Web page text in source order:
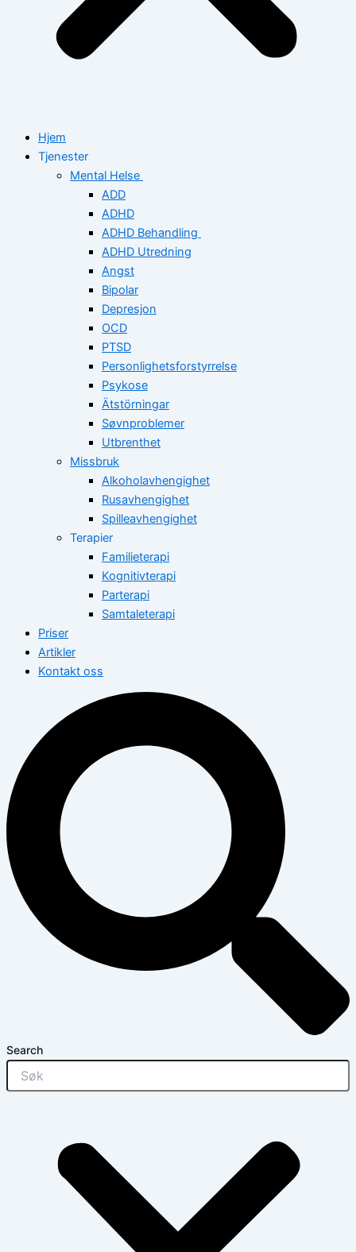
Hjem
Tjenester
Mental Helse
ADD
ADHD
ADHD Behandling
ADHD Utredning
Angst
Bipolar
Depresjon
OCD
PTSD
Personlighetsforstyrrelse
Psykose
Ätstörningar
Søvnproblemer
Utbrenthet
Missbruk
Alkoholavhengighet
Rusavhengighet
Spilleavhengighet
Terapier
Familieterapi
Kognitivterapi
Parterapi
Samtaleterapi
Priser
Artikler
Kontakt oss
Search